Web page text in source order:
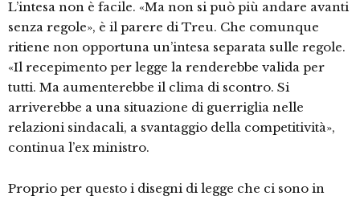
L’intesa non è facile. «Ma non si può più andare avanti
senza regole», è il parere di Treu. Che comunque
ritiene non opportuna un’intesa separata sulle regole.
«Il recepimento per legge la renderebbe valida per
tutti. Ma aumenterebbe il clima di scontro. Si
arriverebbe a una situazione di guerriglia nelle
relazioni sindacali, a svantaggio della competitività»,
continua l’ex ministro.
Proprio per questo i disegni di legge che ci sono in